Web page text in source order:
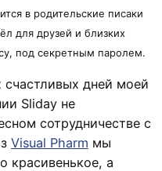
в родительские писаки
для друзей и близких
под секретным паролем.
дней моей
Sliday не
сотрудничестве с
Visual Pharm мы
красивенькое, а